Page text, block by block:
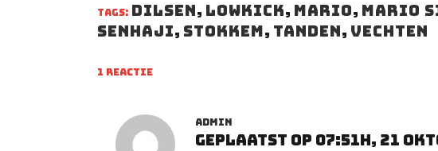
TAGS: Dilsen, lowkick, Mario, Mario
Senhaji, Stokkem, tanden, vechten
1 REACTIE
ADMIN
Geplaatst op 07:51h, 21